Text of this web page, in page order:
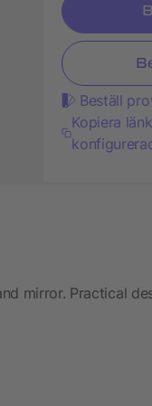
Beställ
Kopiera
mirror. Practical